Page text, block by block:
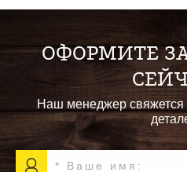
ОФОРМИТЕ
Наш менеджер свяжется